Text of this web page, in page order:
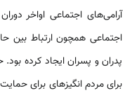
آرامی­‌های اجتماعی اواخر
اجتماعی هم­چون ارتباط بین
پدران و پسران ایجاد کرده
برای مردم انگیزه­ای برای